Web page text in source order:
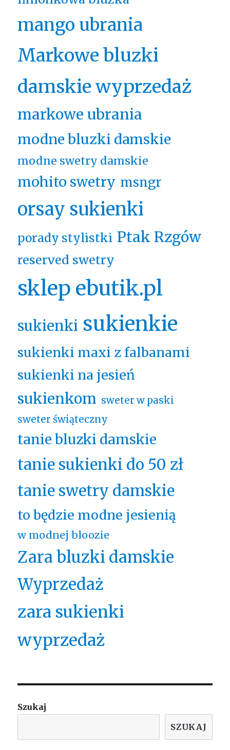
mango ubrania
Markowe bluzki
damskie wyprzedaż
markowe ubrania
modne bluzki damskie
modne swetry damskie
mohito swetry msngr
orsay sukienki
porady stylistki Ptak Rzgów
reserved swetry
sklep ebutik.pl
sukienki sukienkie
sukienki maxi z falbanami
sukienki na jesień
sukienkom sweter w paski
sweter świąteczny
tanie bluzki damskie
tanie sukienki do 50 zł
tanie swetry damskie
to będzie modne jesienią
w modnej bloozie
Zara bluzki damskie
Wyprzedaż
zara sukienki
wyprzedaż
Szukaj
SZUKAJ